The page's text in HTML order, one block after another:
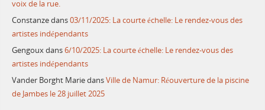
voix de la rue.
Constanzedans03/11/2025: La courte échelle: Le rendez-vous des
artistes indépendants
Gengouxdans6/10/2025: La courte échelle: Le rendez-vous des
artistes indépendants
Vander Borght MariedansVille de Namur: Réouverture de la piscine
de Jambes le 28 juillet 2025